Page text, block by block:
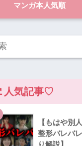
マンガ本人気順
人気記事♡
【もはや別
整形バレバ
り解説】